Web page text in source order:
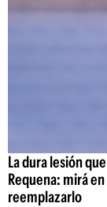
La dura lesión
Requena: mirá
reemplazarlo